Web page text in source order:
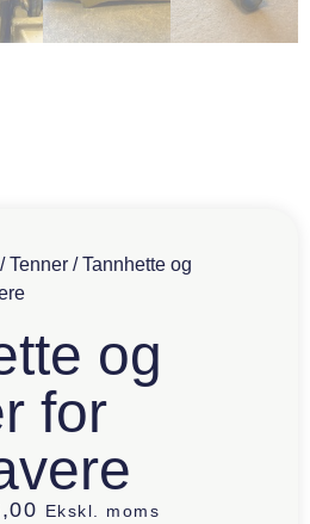
/Tenner / Tannhette og
og
for
Ekskl. moms